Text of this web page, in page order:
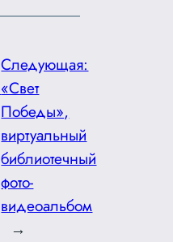
Следующая:
«Свет
Победы»,
виртуальный
библиотечный
фото-
видеоальбом
→